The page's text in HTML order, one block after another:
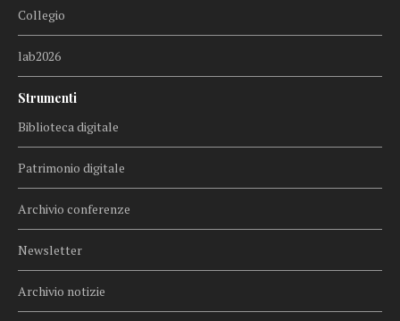
Collegio
lab2026
Strumenti
Biblioteca digitale
Patrimonio digitale
Archivio conferenze
Newsletter
Archivio notizie